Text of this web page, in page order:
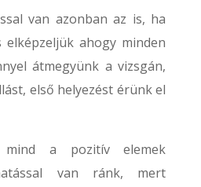
van azonban az is, ha
ahogy minden
átmegyünk a vizsgán,
első helyezést érünk el
a pozitív elemek
van ránk, mert